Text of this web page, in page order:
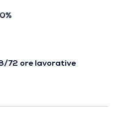
72 ore lavorative